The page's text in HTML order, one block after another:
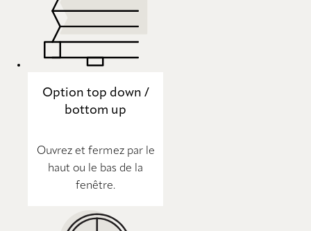
Option top down /
bottom up
Ouvrez et fermez par le
haut ou le bas de la
fenêtre.